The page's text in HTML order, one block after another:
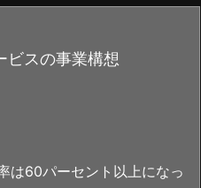
ビスの事業構想
は60パーセント以上になっ